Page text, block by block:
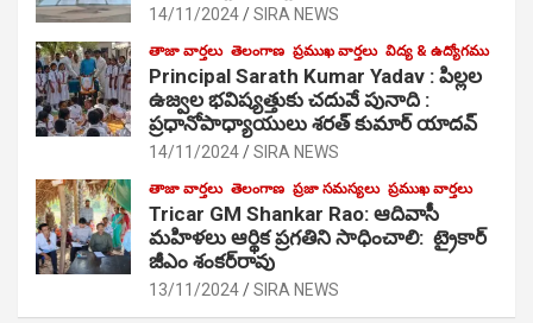
14/11/2024 SIRA NEWS
తాజా వార్తలు తెలంగాణ ప్రముఖ వార్తలు విద్య & ఉద్యోగము
Principal Sarath Kumar Yadav : పిల్లల
ఉజ్వల భవిష్యత్తుకు చదువే పునాది :
ప్రధానోపాధ్యాయులు శరత్ కుమార్ యాదవ్
14/11/2024 SIRA NEWS
తాజా వార్తలు తెలంగాణ ప్రజా సమస్యలు ప్రముఖ వార్తలు
Tricar GM Shankar Rao: ఆదివాసీ
మహిళలు ఆర్థిక ప్రగతిని సాధించాలి: ట్రైకార్
జీఎం శంకర్‌రావు
13/11/2024 SIRA NEWS